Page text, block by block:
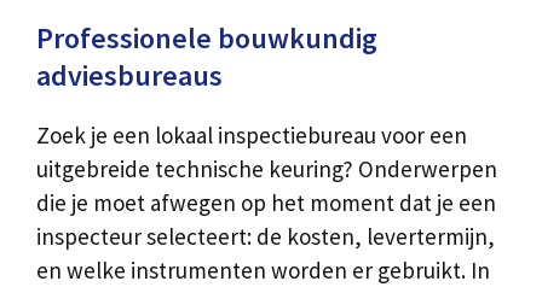
Professionele bouwkundig
adviesbureaus
Zoek je een lokaal inspectiebureau voor een
uitgebreide technische keuring? Onderwerpen
die je moet afwegen op het moment dat je een
inspecteur selecteert: de kosten, levertermijn,
en welke instrumenten worden er gebruikt. In